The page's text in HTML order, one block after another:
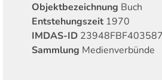
Objektbezeichnung Buch
Entstehungszeit 1970
IMDAS-ID
Sammlung Medienverbünde